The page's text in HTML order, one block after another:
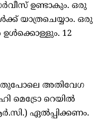
ഉണ്ടാകും. ഒരു
യാത്രചെയ്യാം. ഒരു
ഉൾക്കൊള്ളും. 12
അതിവേഗ
മെട്രോ റെയിൽ
ഏൽപ്പിക്കണം.